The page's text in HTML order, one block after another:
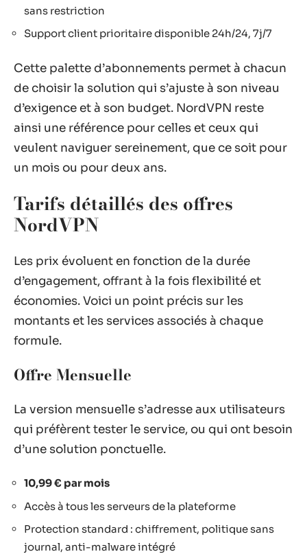
sans restriction
Support client prioritaire disponible 24h/24, 7j/7
Cette palette d’abonnements permet à chacun
de choisir la solution qui s’ajuste à son niveau
d’exigence et à son budget. NordVPN reste
ainsi une référence pour celles et ceux qui
veulent naviguer sereinement, que ce soit pour
un mois ou pour deux ans.
Tarifs détaillés des offres
NordVPN
Les prix évoluent en fonction de la durée
d’engagement, offrant à la fois flexibilité et
économies. Voici un point précis sur les
montants et les services associés à chaque
formule.
Offre Mensuelle
La version mensuelle s’adresse aux utilisateurs
qui préfèrent tester le service, ou qui ont besoin
d’une solution ponctuelle.
10,99 € par mois
Accès à tous les serveurs de la plateforme
Protection standard : chiffrement, politique sans
journal, anti-malware intégré